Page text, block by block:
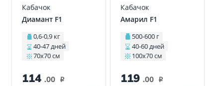
Кабачок
Диамант F1
0,6-0,9 кг
40-47 дней
70х70 см
114 .00 i
Кабачок
Амарил F1
500-600 г
40-60 дней
100x70 см
119 .00 i